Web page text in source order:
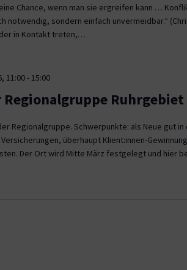
Chance, wenn man sie ergreifen kann …
notwendig, sondern einfach unvermeidbar.“
in Kontakt treten,…
11:00- 15:00
Ruhrgebiet
Regionalgruppe. Schwerpunkte: als Neue gut
überhaupt Klient:innen-
Der Ort wird Mitte März festgelegt und hier